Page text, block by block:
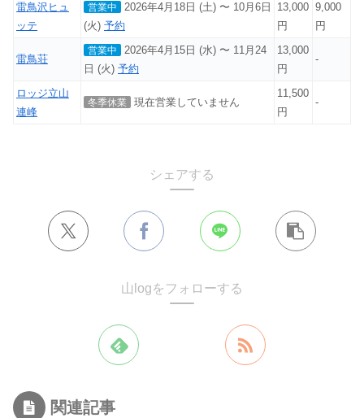
雷鳥沢ヒュ
ッテ
営業中
2026年4月18日 (土) 〜 10月6日
(火) 予約
13,000
円
9,000
円
雷鳥荘
営業中
2026年4月15日 (水) 〜 11月24
日 (火) 予約
13,000
円
-
ロッジ立山
連峰
冬季休業 現在営業していません
11,500
円
-
シェアする
山logをフォローする
関連記事